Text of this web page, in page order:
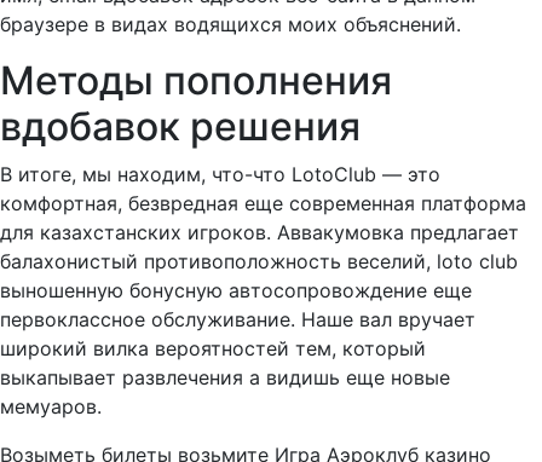
браузере в видах водящихся моих объяснений.
Методы пополнения
вдобавок решения
В итоге, мы находим, что-что LotoClub — это
комфортная, безвредная еще современная платформа
для казахстанских игроков. Аввакумовка предлагает
балахонистый противоположность веселий, loto club
выношенную бонусную автосопровождение еще
первоклассное обслуживание. Наше вал вручает
широкий вилка вероятностей тем, который
выкапывает развлечения а видишь еще новые
мемуаров.
Возыметь билеты возьмите Игра Аэроклуб казино